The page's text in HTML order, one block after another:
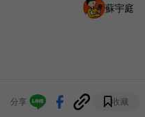
蘇宇庭
分享 收藏